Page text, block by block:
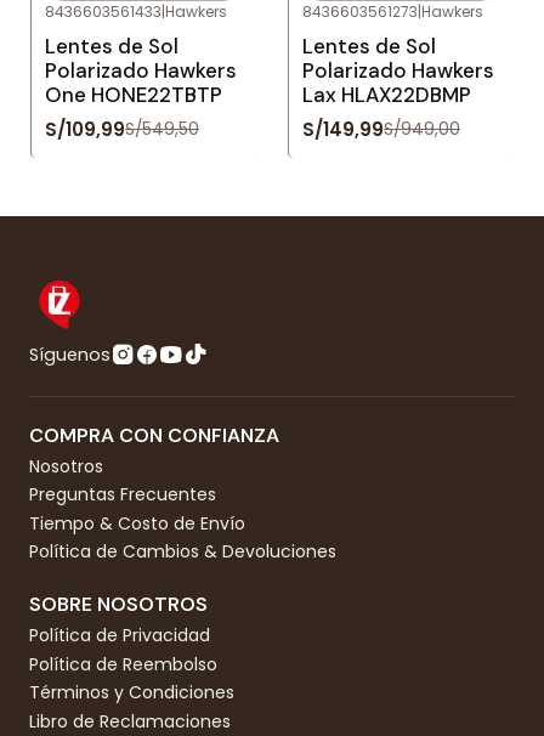
Agotado
8436603561433|Hawkers
Lentes de Sol
Polarizado Hawkers
One HONE22TBTP
S/109,99S/549,50
Agotado
8436603561273|Hawkers
Lentes de Sol
Polarizado Hawkers
Lax HLAX22DBMP
S/149,99S/949,00
Síguenos
COMPRA CON CONFIANZA
Nosotros
Preguntas Frecuentes
Tiempo & Costo de Envío
Política de Cambios & Devoluciones
SOBRE NOSOTROS
Política de Privacidad
Política de Reembolso
Términos y Condiciones
Libro de Reclamaciones